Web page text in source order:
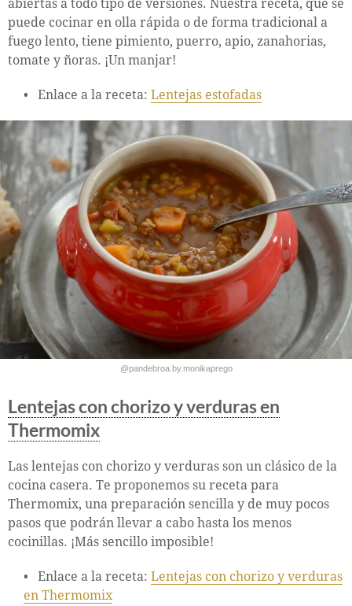
abiertas a todo tipo de versiones. Nuestra receta, que se
puede cocinar en olla rápida o de forma tradicional a
fuego lento, tiene pimiento, puerro, apio, zanahorias,
tomate y ñoras. ¡Un manjar!
Enlace a la receta: Lentejas estofadas
@pandebroa.by.monikaprego
Lentejas con chorizo y verduras en
Thermomix
Las lentejas con chorizo y verduras son un clásico de la
cocina casera. Te proponemos su receta para
Thermomix, una preparación sencilla y de muy pocos
pasos que podrán llevar a cabo hasta los menos
cocinillas. ¡Más sencillo imposible!
Enlace a la receta: Lentejas con chorizo y verduras
en Thermomix